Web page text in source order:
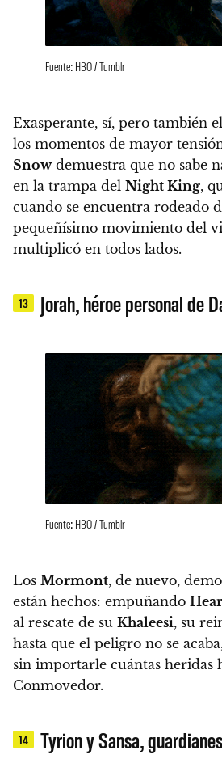
Fuente: HBO / Tumblr
Exasperante, sí, pero también
los momentos de mayor
Snowdemuestra que no sabe
en la trampa del Night King,
cuando se encuentra rodeado
pequeñísimo movimiento del
multiplicó en todos lados.
13 Jorah, héroe personal de
Fuente: HBO / Tumblr
Los Mormont, de nuevo,
están hechos: empuñando
al rescate de su Khaleesi, su
hasta que el peligro no se
sin importarle cuántas heridas
Conmovedor.
14 Tyrion y Sansa,